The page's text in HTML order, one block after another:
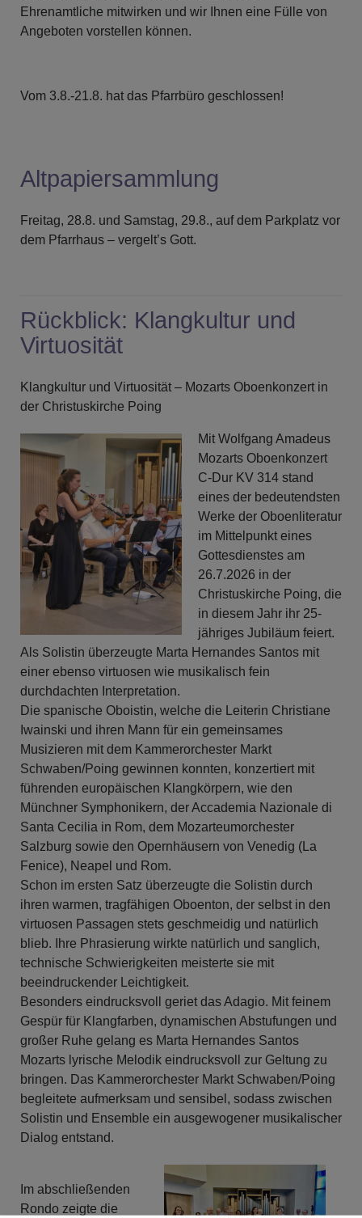
Ehrenamtliche mitwirken und wir Ihnen eine Fülle von
Angeboten vorstellen können.
Vom 3.8.-21.8. hat das Pfarrbüro geschlossen!
Altpapiersammlung
Freitag, 28.8. und Samstag, 29.8., auf dem Parkplatz vor
dem Pfarrhaus – vergelt’s Gott.
Rückblick: Klangkultur und
Virtuosität
Klangkultur und Virtuosität – Mozarts Oboenkonzert in
der Christuskirche Poing
Mit Wolfgang Amadeus
Mozarts Oboenkonzert
C-Dur KV 314 stand
eines der bedeutendsten
Werke der Oboenliteratur
im Mittelpunkt eines
Gottesdienstes am
26.7.2026 in der
Christuskirche Poing, die
in diesem Jahr ihr 25-
jähriges Jubiläum feiert.
Als Solistin überzeugte Marta Hernandes Santos mit
einer ebenso virtuosen wie musikalisch fein
durchdachten Interpretation.
Die spanische Oboistin, welche die Leiterin Christiane
Iwainski und ihren Mann für ein gemeinsames
Musizieren mit dem Kammerorchester Markt
Schwaben/Poing gewinnen konnten, konzertiert mit
führenden europäischen Klangkörpern, wie den
Münchner Symphonikern, der Accademia Nazionale di
Santa Cecilia in Rom, dem Mozarteumorchester
Salzburg sowie den Opernhäusern von Venedig (La
Fenice), Neapel und Rom.
Schon im ersten Satz überzeugte die Solistin durch
ihren warmen, tragfähigen Oboenton, der selbst in den
virtuosen Passagen stets geschmeidig und natürlich
blieb. Ihre Phrasierung wirkte natürlich und sanglich,
technische Schwierigkeiten meisterte sie mit
beeindruckender Leichtigkeit.
Besonders eindrucksvoll geriet das Adagio. Mit feinem
Gespür für Klangfarben, dynamischen Abstufungen und
großer Ruhe gelang es Marta Hernandes Santos
Mozarts lyrische Melodik eindrucksvoll zur Geltung zu
bringen. Das Kammerorchester Markt Schwaben/Poing
begleitete aufmerksam und sensibel, sodass zwischen
Solistin und Ensemble ein ausgewogener musikalischer
Dialog entstand.
Im abschließenden
Rondo zeigte die